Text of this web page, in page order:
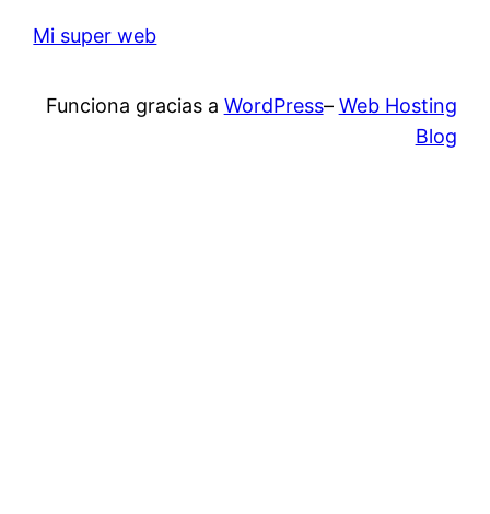
Mi super web
Funciona gracias a WordPress– Web Hosting
Blog